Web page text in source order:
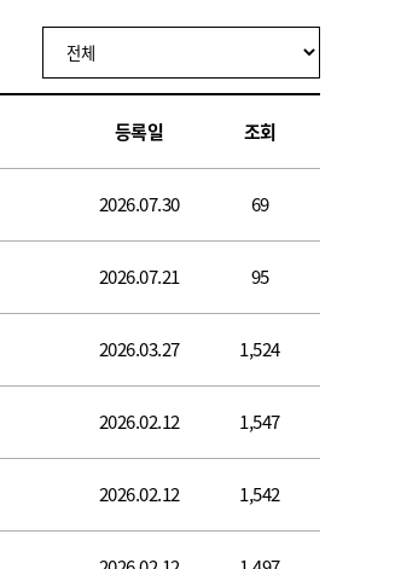
등록일 조회
2026.07.30 69
2026.07.21 95
2026.03.27 1,524
2026.02.12 1,547
2026.02.12 1,542